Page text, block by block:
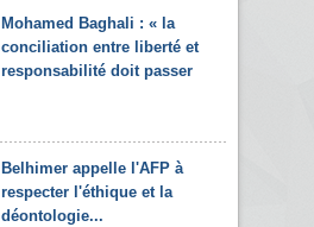
Mohamed Baghali : « la
conciliation entre liberté et
responsabilité doit passer
Belhimer appelle l'AFP à
respecter l'éthique et la
déontologie...